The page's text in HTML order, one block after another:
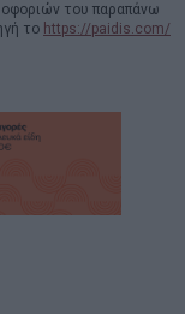
του παραπάνω
το https://paidis.com/